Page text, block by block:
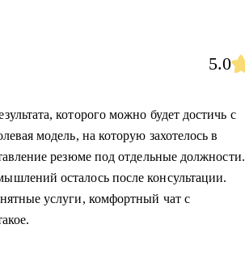
5.0
которого можно будет достичь с
модель, на которую захотелось в
резюме под отдельные должности.
осталось после консультации.
услуги, комфортный чат с